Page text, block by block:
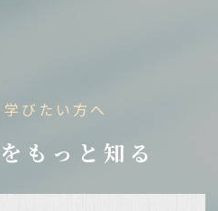
びたい方へ
もっと知る